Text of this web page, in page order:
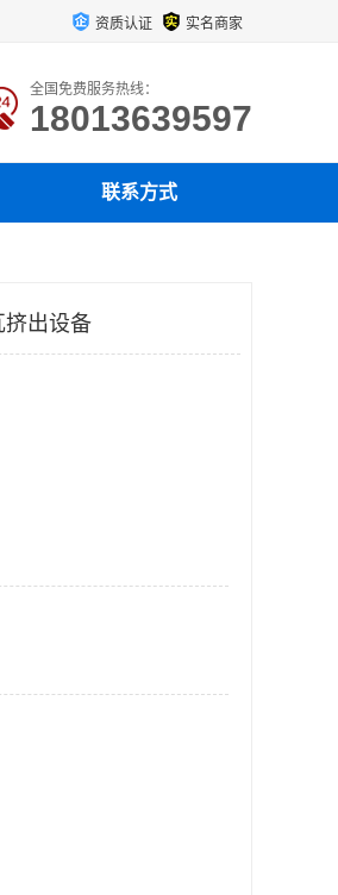
资质认证 实名商家
全国免费服务热线：
18013639597
联系方式
挤出设备